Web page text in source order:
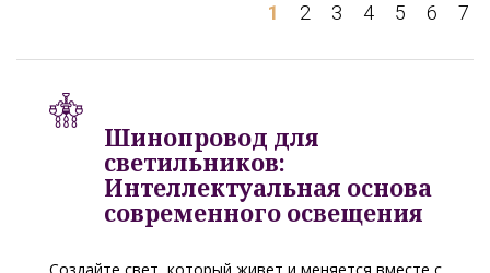
1 2 3 4 5 6 7
Шинопровод для
светильников:
Интеллектуальная основа
современного освещения